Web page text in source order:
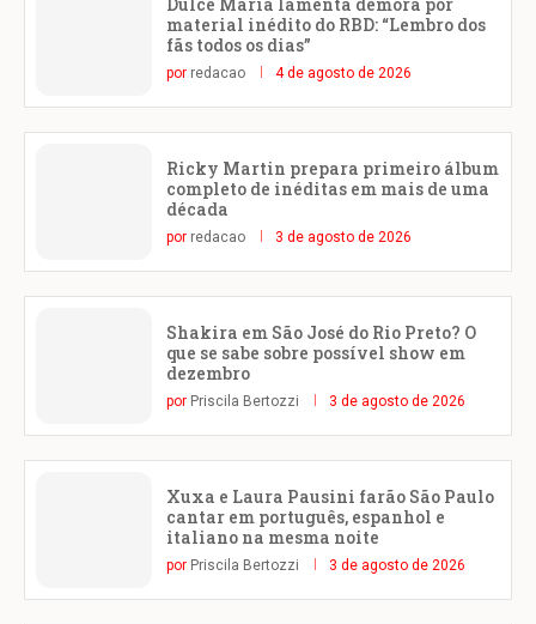
material inédito do RBD: “Lembro dos
fãs todos os dias”
por redacao 4 de agosto de 2026
Ricky Martin prepara primeiro álbum
completo de inéditas em mais de uma
década
por redacao 3 de agosto de 2026
Shakira em São José do Rio Preto? O
que se sabe sobre possível show em
dezembro
por Priscila Bertozzi 3 de agosto de 2026
Xuxa e Laura Pausini farão São Paulo
cantar em português, espanhol e
italiano na mesma noite
por Priscila Bertozzi 3 de agosto de 2026